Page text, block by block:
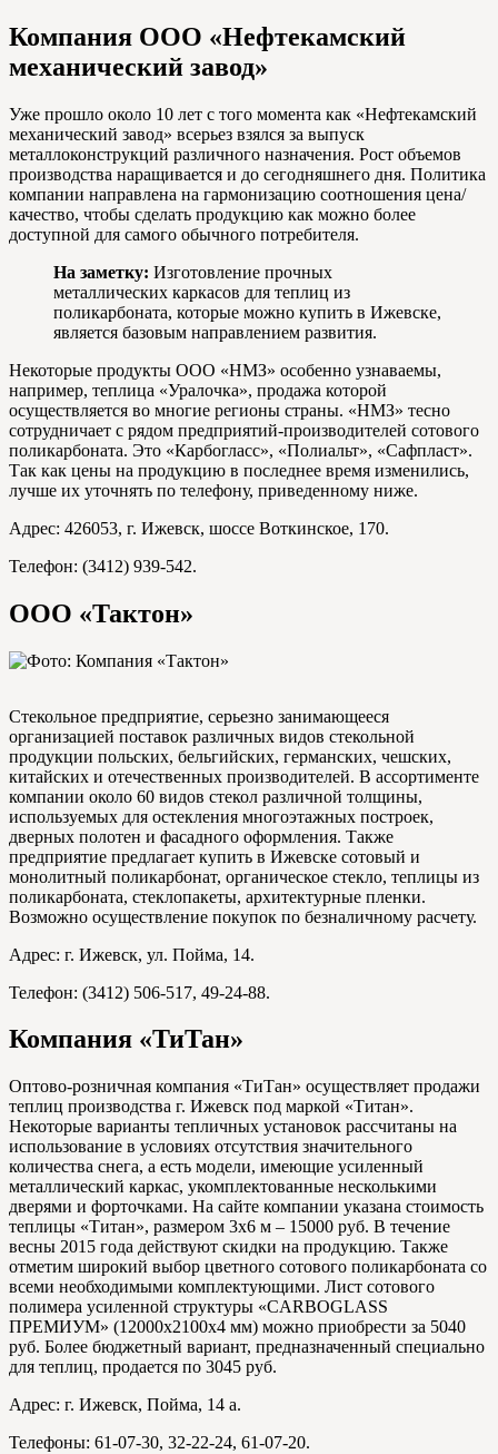
Компания ООО «Нефтекамский
механический завод»
Уже прошло около 10 лет с того момента как «Нефтекамский
механический завод» всерьез взялся за выпуск
металлоконструкций различного назначения. Рост объемов
производства наращивается и до сегодняшнего дня. Политика
компании направлена на гармонизацию соотношения цена/
качество, чтобы сделать продукцию как можно более
доступной для самого обычного потребителя.
На заметку: Изготовление прочных
металлических каркасов для теплиц из
поликарбоната, которые можно купить в Ижевске,
является базовым направлением развития.
Некоторые продукты ООО «НМЗ» особенно узнаваемы,
например, теплица «Уралочка», продажа которой
осуществляется во многие регионы страны. «НМЗ» тесно
сотрудничает с рядом предприятий-производителей сотового
поликарбоната. Это «Карбогласс», «Полиальт», «Сафпласт».
Так как цены на продукцию в последнее время изменились,
лучше их уточнять по телефону, приведенному ниже.
Адрес: 426053, г. Ижевск, шоссе Воткинское, 170.
Телефон: (3412) 939-542.
ООО «Тактон»
Стекольное предприятие, серьезно занимающееся
организацией поставок различных видов стекольной
продукции польских, бельгийских, германских, чешских,
китайских и отечественных производителей. В ассортименте
компании около 60 видов стекол различной толщины,
используемых для остекления многоэтажных построек,
дверных полотен и фасадного оформления. Также
предприятие предлагает купить в Ижевске сотовый и
монолитный поликарбонат, органическое стекло, теплицы из
поликарбоната, стеклопакеты, архитектурные пленки.
Возможно осуществление покупок по безналичному расчету.
Адрес: г. Ижевск, ул. Пойма, 14.
Телефон: (3412) 506-517, 49-24-88.
Компания «ТиТан»
Оптово-розничная компания «ТиТан» осуществляет продажи
теплиц производства г. Ижевск под маркой «Титан».
Некоторые варианты тепличных установок рассчитаны на
использование в условиях отсутствия значительного
количества снега, а есть модели, имеющие усиленный
металлический каркас, укомплектованные несколькими
дверями и форточками. На сайте компании указана стоимость
теплицы «Титан», размером 3х6 м – 15000 руб. В течение
весны 2015 года действуют скидки на продукцию. Также
отметим широкий выбор цветного сотового поликарбоната со
всеми необходимыми комплектующими. Лист сотового
полимера усиленной структуры «CARBOGLASS
ПРЕМИУМ» (12000х2100х4 мм) можно приобрести за 5040
руб. Более бюджетный вариант, предназначенный специально
для теплиц, продается по 3045 руб.
Адрес: г. Ижевск, Пойма, 14 а.
Телефоны: 61-07-30, 32-22-24, 61-07-20.